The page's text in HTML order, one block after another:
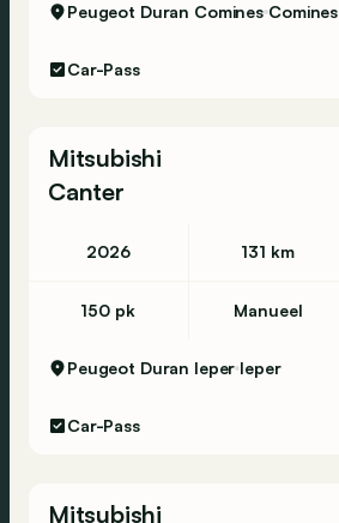
Peugeot Duran Comines Comines
Car-Pass
Mitsubishi
Canter
2026 131 km
150 pk Manueel
Peugeot Duran Ieper Ieper
Car-Pass
Mitsubishi